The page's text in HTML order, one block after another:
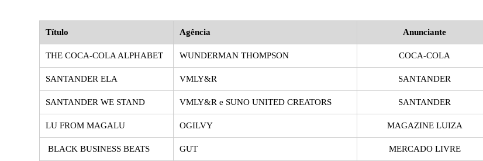
Título Agência Anunciante
THE COCA-COLA ALPHABET WUNDERMAN THOMPSON COCA-COLA
SANTANDER ELA VMLY&R SANTANDER
SANTANDER WE STAND VMLY&R e SUNO UNITED CREATORS SANTANDER
LU FROM MAGALU OGILVY MAGAZINE LUIZA
BLACK BUSINESS BEATS GUT MERCADO LIVRE